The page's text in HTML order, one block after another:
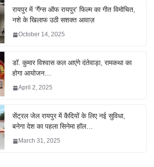
रायपुर में ‘गैंग्स ऑफ रायपुर’ फिल्म का गीत विमोचित,
नशे के खिलाफ उठी सशक्त आवाज़
October 14, 2025
डॉ. कुमार विश्वास कल आएंगे दंतेवाड़ा, रामकथा का
होगा आयोजन…
April 2, 2025
सेंट्रल जेल रायपुर में कैदियों के लिए नई सुविधा,
बनेगा देश का पहला सिनेमा हॉल…
March 31, 2025